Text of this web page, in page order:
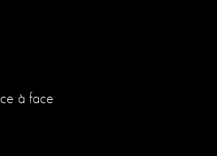
à face